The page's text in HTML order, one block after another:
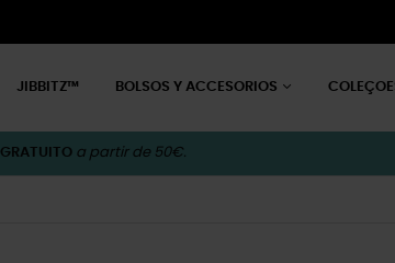
JIBBITZ™ BOLSOS Y ACCESORIOS
GRATUITO a partir de 50€.